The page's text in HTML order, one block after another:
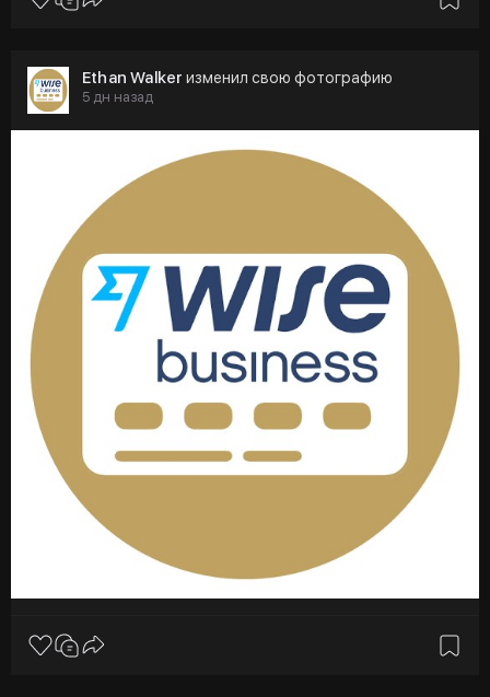
Ethan Walker изменил свою фотографию
5 дн назад